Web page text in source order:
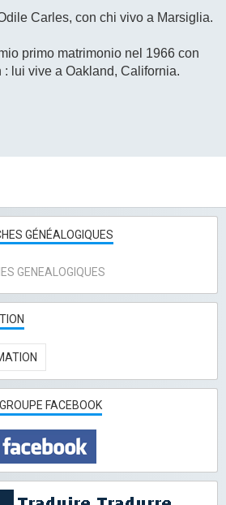
Carles, con chi vivo a Marsiglia.
primo matrimonio nel 1966 con
lui vive a Oakland, California.
GENEALOGIQUES
FACEBOOK